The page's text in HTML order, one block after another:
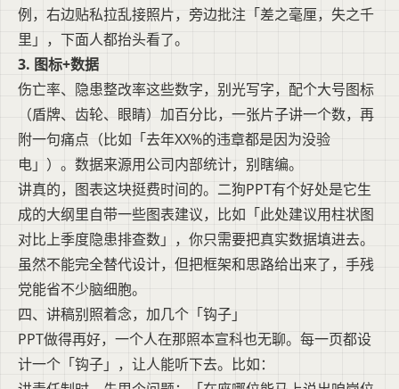
例，右边贴私拉乱接照片，旁边批注「差之毫厘，失之千
里」，下面人都抬头看了。
3. 图标+数据
伤亡率、隐患整改率这些数字，别光写字，配个大号图标
（盾牌、齿轮、眼睛）加百分比，一张片子讲一个数，再
附一句痛点（比如「去年XX%的违章都是因为没验
电」）。数据来源用公司内部统计，别瞎编。
讲真的，图表这块挺费时间的。二狗PPT有个好处是它生
成的大纲里自带一些图表建议，比如「此处建议用柱状图
对比上季度隐患排查数」，你只需要把真实数据填进去。
虽然不能完全替代设计，但把框架和思路给出来了，手残
党能省不少脑细胞。
四、讲稿别照着念，加几个「钩子」
PPT做得再好，一个人在那照本宣科也无聊。每一页都设
计一个「钩子」，让人能听下去。比如：